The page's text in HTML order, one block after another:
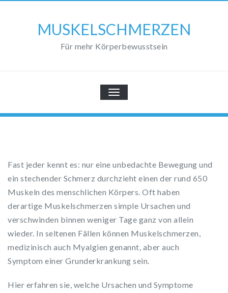
MUSKELSCHMERZEN
Für mehr Körperbewusstsein
SCHALTE
NAVIGATION
Fast jeder kennt es: nur eine unbedachte Bewegung und
ein stechender Schmerz durchzieht einen der rund 650
Muskeln des menschlichen Körpers. Oft haben
derartige Muskelschmerzen simple Ursachen und
verschwinden binnen weniger Tage ganz von allein
wieder. In seltenen Fällen können Muskelschmerzen,
medizinisch auch Myalgien genannt, aber auch
Symptom einer Grunderkrankung sein.
Hier erfahren sie, welche Ursachen und Symptome